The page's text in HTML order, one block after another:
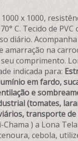
x 1000,
C. Tecido de
diário.
na
comprimento.
indicada para:
em fardo,
e
(tomates,
transporte
) a Lona
cebola,